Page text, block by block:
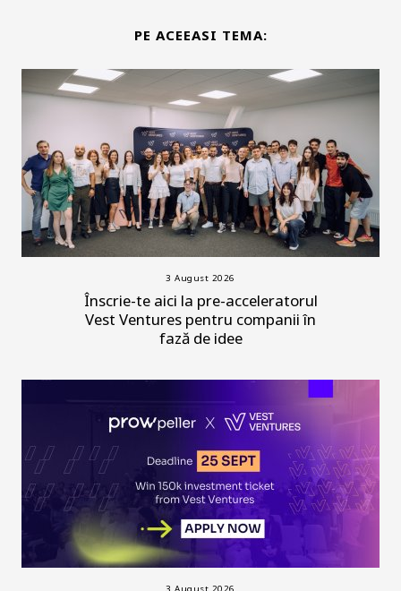
PE ACEEASI TEMA:
3 August 2026
Înscrie-te aici la pre-acceleratorul
Vest Ventures pentru companii în
fază de idee
3 August 2026